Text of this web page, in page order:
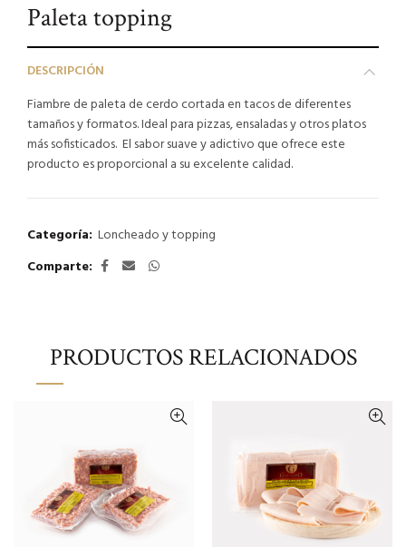
Paleta topping
DESCRIPCIÓN
Fiambre de paleta de cerdo cortada en tacos de diferentes
tamaños y formatos. Ideal para pizzas, ensaladas y otros platos
más sofisticados. El sabor suave y adictivo que ofrece este
producto es proporcional a su excelente calidad.
Categoría: Loncheado y topping
Comparte
PRODUCTOS RELACIONADOS